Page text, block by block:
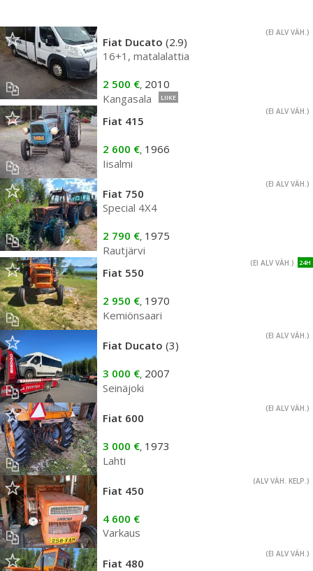
(EI ALV VÄH.)
Fiat Ducato (2.9)
16+1, matalalattia
2 500 €, 2010
Kangasala
LIIKE
(EI ALV VÄH.)
Fiat 415
2 600 €, 1966
Iisalmi
(EI ALV VÄH.)
Fiat 750
Special 4X4
2 790 €, 1975
Rautjärvi
24H
(EI ALV VÄH.)
Fiat 550
2 950 €, 1970
Kemiönsaari
(EI ALV VÄH.)
Fiat Ducato (3)
3 000 €, 2007
Seinäjoki
(EI ALV VÄH.)
Fiat 600
3 000 €, 1973
Lahti
(ALV VÄH. KELP.)
Fiat 450
4 600 €
Varkaus
(EI ALV VÄH.)
Fiat 480